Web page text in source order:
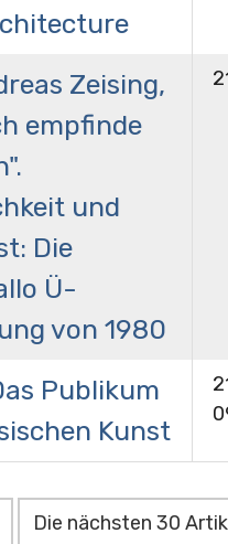
Zeising,
empfinde
und
Die
Ü-
von 1980
Publikum
Kunst
Die nächsten 30